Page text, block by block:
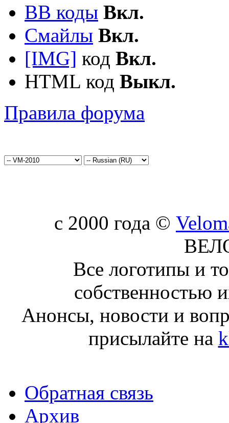
BB коды Вкл.
Смайлы Вкл.
[IMG] код Вкл.
HTML код Выкл.
Правила форума
c 2000 года ©
Все логотипы и
собственностью
Анонсы, новости и
присылайте на
Обратная связь
Архив